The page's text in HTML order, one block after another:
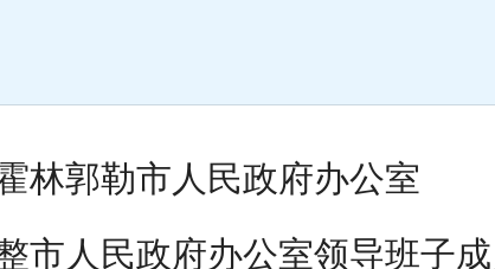
林郭勒市人民政府办公室
市人民政府办公室领导班子